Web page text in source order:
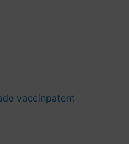
vaccinpatent